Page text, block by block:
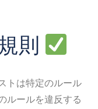
則
トは特定のルール
ルールを違反する